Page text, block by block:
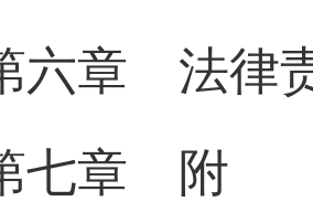
章 法律
章 附